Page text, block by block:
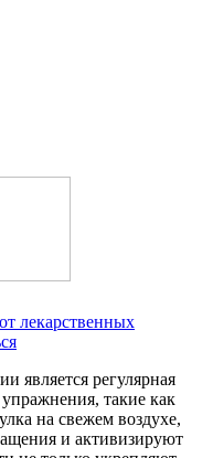
лекарственных
является регулярная
такие как
на свежем воздухе,
и активизируют